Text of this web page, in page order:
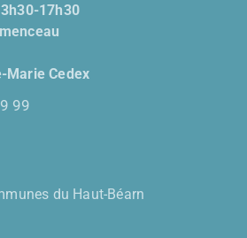
17h30
Marie Cedex
99
du Haut-Béarn